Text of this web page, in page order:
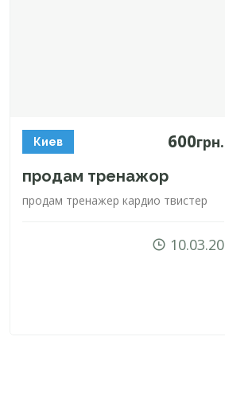
Киев 600грн.
продам тренажор
продам тренажер кардио твистер
10.03.20